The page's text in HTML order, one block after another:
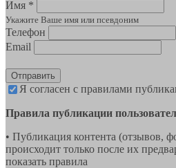
Имя *
Укажите Ваше имя или псевдоним
Телефон
Email
Отправить
Я согласен с правилами
Правила публикации
• Публикация контента (отзывов,
происходит только после их
показать правила